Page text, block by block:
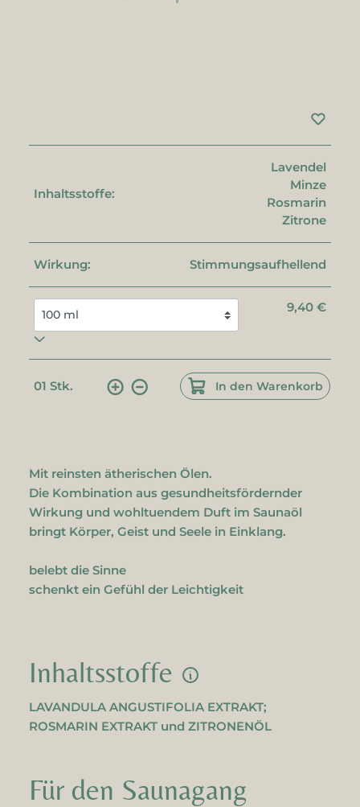
Inhaltsstoffe
LAVANDULA ANGUSTIFOLIA EXTRAKT;
ROSMARIN EXTRAKT und ZITRONENÖL
Für den Saunagang
Mit reinsten ätherischen Ölen.
Die Kombination aus gesundheitsfördernder
Wirkung und wohltuendem Duft im Saunaöl
bringt Körper, Geist und Seele in Einklang.
belebt die Sinne
schenkt ein Gefühl der Leichtigkeit
Inhaltsstoffe:
Lavendel
Minze
Rosmarin
Zitrone
Wirkung: Stimmungsaufhellend
9,40 €
01 Stk. In den Warenkorb